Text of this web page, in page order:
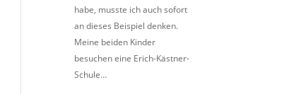
habe, musste ich auch sofort
an dieses Beispiel denken.
Meine beiden Kinder
besuchen eine Erich-Kästner-
Schule…